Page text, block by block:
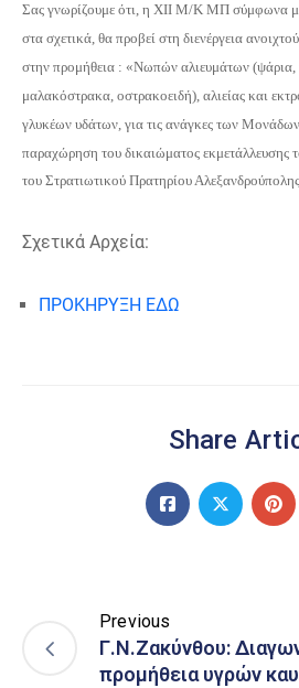
Σας γνωρίζουμε ότι, η ΧΙΙ Μ/Κ ΜΠ σύμφωνα
στα σχετικά, θα προβεί στη διενέργεια
στην προμήθεια : «Νωπών αλιευμάτων
μαλακόστρακα, οστρακοειδή), αλιείας και
γλυκέων υδάτων, για τις ανάγκες των
παραχώρηση του δικαιώματος εκμετάλλευσης
του Στρατιωτικού Πρατηρίου
Σχετικά Αρχεία:
ΠΡΟΚΗΡΥΞΗ ΕΔΩ
Share
Previous
Γ.Ν.Ζακύνθου:
προμήθεια υγρών